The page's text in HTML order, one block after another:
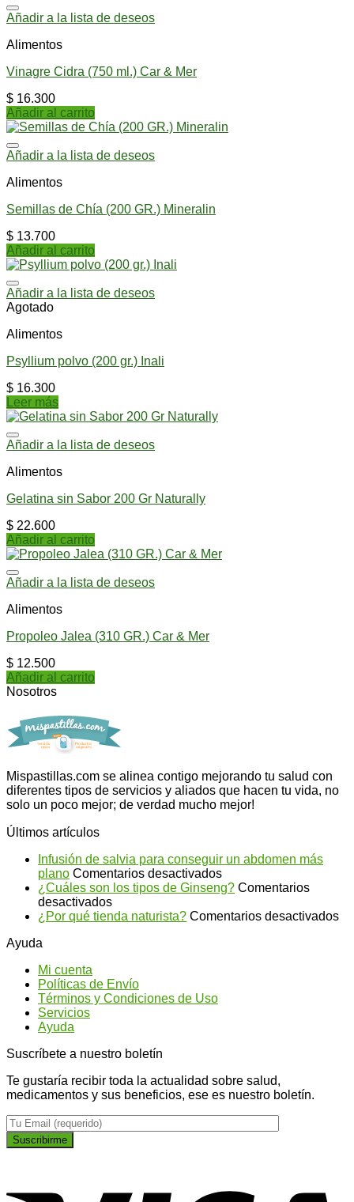
Añadir a la lista de deseos
Alimentos
Vinagre Cidra (750 ml.) Car & Mer
$ 16.300
Añadir al carrito
Añadir a la lista de deseos
Alimentos
Semillas de Chía (200 GR.) Mineralin
$ 13.700
Añadir al carrito
Añadir a la lista de deseos
Agotado
Alimentos
Psyllium polvo (200 gr.) Inali
$ 16.300
Leer más
Añadir a la lista de deseos
Alimentos
Gelatina sin Sabor 200 Gr Naturally
$ 22.600
Añadir al carrito
Añadir a la lista de deseos
Alimentos
Propoleo Jalea (310 GR.) Car & Mer
$ 12.500
Añadir al carrito
Nosotros
Mispastillas.com se alinea contigo mejorando tu salud con
diferentes tipos de servicios y aliados que hacen tu vida, no
solo un poco mejor; de verdad mucho mejor!
Últimos artículos
Infusión de salvia para conseguir un abdomen más
plano Comentarios desactivadosen
Infusión
salvia
¿Cuáles son los tipos de Ginseng? Comentarios
desactivadosen
¿Cuáles
Ginseng?
¿Por qué tienda naturista? Comentarios desactivadosen
Ayuda
Mi cuenta
Políticas de Envío
Términos y Condiciones de Uso
Servicios
Ayuda
Suscríbete a nuestro boletín
Te gustaría recibir toda la actualidad sobre salud,
medicamentos y sus beneficios, ese es nuestro boletín.